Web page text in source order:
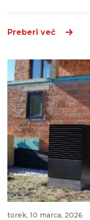
Preberi več
torek, 10 marca, 2026